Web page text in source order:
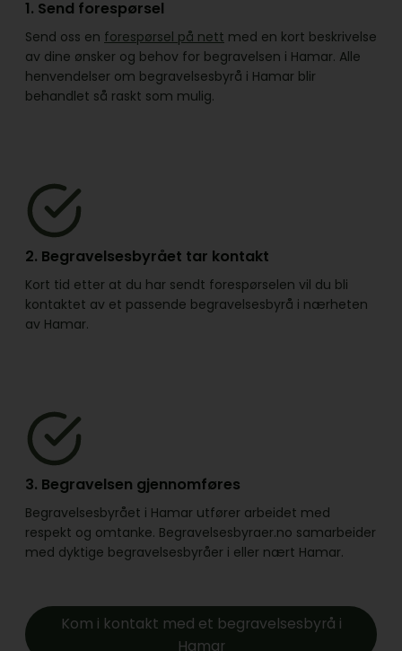
1. Send forespørsel
Send oss en forespørsel på nett med en kort beskrivelse
av dine ønsker og behov for begravelsen i Hamar. Alle
henvendelser om begravelsesbyrå i Hamar blir
behandlet så raskt som mulig.
2. Begravelsesbyrået tar kontakt
Kort tid etter at du har sendt forespørselen vil du bli
kontaktet av et passende begravelsesbyrå i nærheten
av Hamar.
3. Begravelsen gjennomføres
Begravelsesbyrået i Hamar utfører arbeidet med
respekt og omtanke. Begravelsesbyraer.no samarbeider
med dyktige begravelsesbyråer i eller nært Hamar.
Kom i kontakt med et begravelsesbyrå i
Hamar